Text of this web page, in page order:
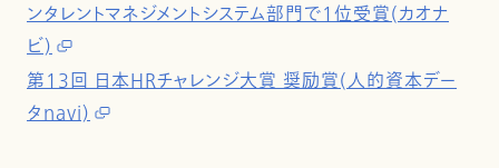
ンタレントマネジメントシステム部門で1位受賞(カオナ
ビ)
第13回 日本HRチャレンジ大賞 奨励賞(人的資本デー
タnavi)